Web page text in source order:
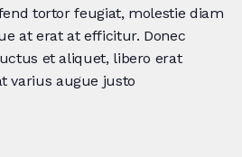
tortor feugiat, molestie diam
at erat at efficitur. Donec
et aliquet, libero erat
varius augue justo